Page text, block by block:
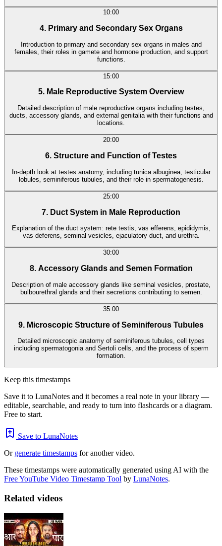
10:00
4. Primary and Secondary Sex Organs
Introduction to primary and secondary sex organs in males and
females, their roles in gamete and hormone production, and support
functions.
15:00
5. Male Reproductive System Overview
Detailed description of male reproductive organs including testes,
ducts, accessory glands, and external genitalia with their functions and
locations.
20:00
6. Structure and Function of Testes
In-depth look at testes anatomy, including tunica albuginea, testicular
lobules, seminiferous tubules, and their role in spermatogenesis.
25:00
7. Duct System in Male Reproduction
Explanation of the duct system: rete testis, vas efferens, epididymis,
vas deferens, seminal vesicles, ejaculatory duct, and urethra.
30:00
8. Accessory Glands and Semen Formation
Description of male accessory glands like seminal vesicles, prostate,
bulbourethral glands and their secretions contributing to semen.
35:00
9. Microscopic Structure of Seminiferous Tubules
Detailed microscopic anatomy of seminiferous tubules, cell types
including spermatogonia and Sertoli cells, and the process of sperm
formation.
Keep this timestamps
Save it to LunaNotes and it becomes a real note in your library —
editable, searchable, and ready to turn into flashcards or a diagram.
Free to start.
Save to LunaNotes
Or generate timestamps for another video.
These timestamps were automatically generated using AI with the
Free YouTube Video Timestamp Tool by LunaNotes.
Related videos